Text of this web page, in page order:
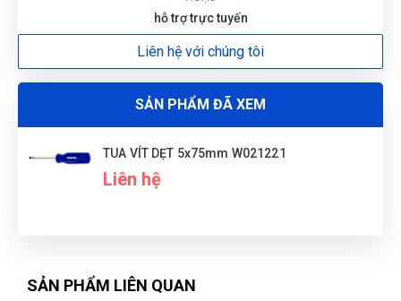
hỗ trợ trực tuyến
Liên hệ với chúng tôi
SẢN PHẨM ĐÃ XEM
TUA VÍT DẸT 5x75mm W021221
Liên hệ
SẢN PHẨM LIÊN QUAN